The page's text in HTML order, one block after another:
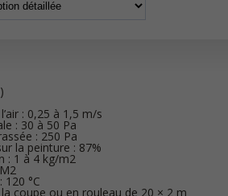
: 0,25 à 1,5 m/s
: 30 à 50 Pa
: 250 Pa
la peinture : 87%
: 1 à 4 kg/m2
120 °C
coupe ou en rouleau de 20 × 2 m